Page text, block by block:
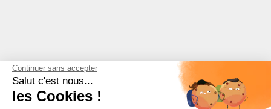
Continuer sans accepter
Salut c'est nous...
les Cookies !